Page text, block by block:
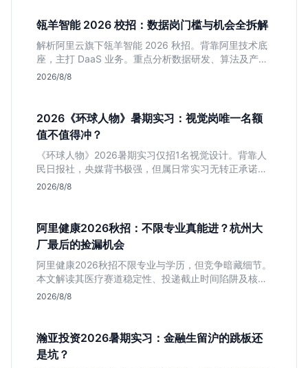
瓴羊智能 2026 校招：数据岗门槛与机会全拆解
解析阿里云旗下瓴羊智能 2026 秋招。背靠阿里技术底
座，主打 DaaS 业务。重点分析数据研发、算法及产品
岗的硬性要求，评估 B 端数据路线的成长曲线与抗压挑
2026/8/8
2026《环球人物》暑期实习：视觉岗唯一名额
值不值得冲？
《环球人物》2026暑期实习仅招1名视觉设计。背靠人
民日报社，央媒背书极强，但属日常实习无转正承诺。
适合追求高含金量简历、能接受严谨流程的设计生，想
2026/8/8
阿里健康2026秋招：不限专业真能进？杭州大
厂最后的捡漏机会
阿里健康2026秋招不限专业与学历，但竞争暗藏细节。
本文解读其医疗赛道稳定性、投递截止时间陷阱及核心
岗位面试节奏，帮应届生判断是否值得投入。
2026/8/8
瀚亚投资2026暑期实习：金融生留沪的跳板还
是坑？